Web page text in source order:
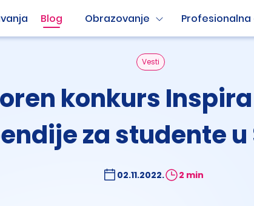
Blog Obrazovanje
Vesti
konkurs
za studente
02.11.2022. 2 min